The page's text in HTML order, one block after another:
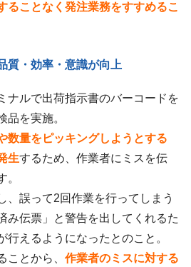
ることなく発注業務をすすめるこ
質・効率・意識が向上
ナルで出荷指示書のバーコードを
品を実施。
数量をピッキングしようとする
生するため、作業者にミスを伝
。
、誤って2回作業を行ってしまう
み伝票」と警告を出してくれるた
行えるようになったとのこと。
ことから、 作業者のミスに対する